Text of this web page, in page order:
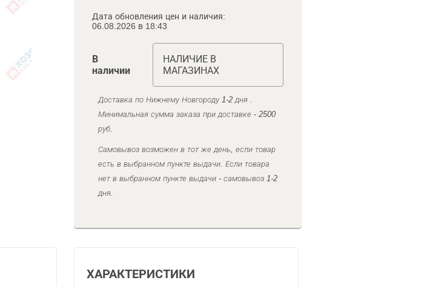
Дата обновления цен и наличия:
06.08.2026 в 18:43
В
наличии
НАЛИЧИЕ В
МАГАЗИНАХ
Доставка по Нижнему Новгороду 1-2 дня .
Минимальная сумма заказа при доставке - 2500
руб.
Самовывоз возможен в тот же день, если товар
есть в выбранном пункте выдачи. Если товара
нет в выбранном пункте выдачи - самовывоз 1-2
дня.
ХАРАКТЕРИСТИКИ